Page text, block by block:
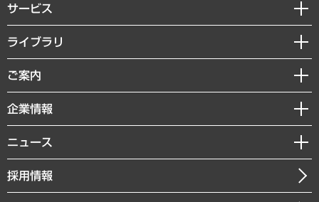
サービス
経営戦略
組織・人事戦略
デジタルイノベーション
共生・ダイバーシティ
GRC（ガバナンス・リスク・コンプライアンス）・防災（政策）
経済・産業・雇用・労働
ライブラリ
経済調査
レポート
コラム
経営用語集
受託・受注実績（官公庁関連）
ご案内
セミナー・イベント情報
MUFGビジネスセミナー
受託案件情報
企業情報
私たちの想い
社長メッセージ
会社概要
ニュース
ニュースリリース
お知らせ
採用情報